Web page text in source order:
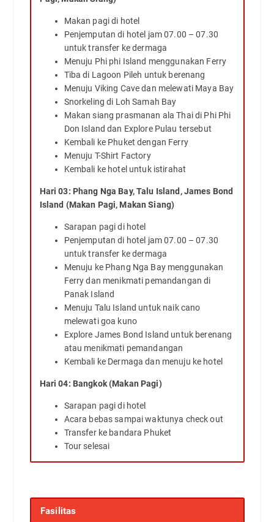
Makan pagi di hotel
Penjemputan di hotel jam 07.00 – 07.30
untuk transfer ke dermaga
Menuju Phi phi Island menggunakan Ferry
Tiba di Lagoon Pileh untuk berenang
Menuju Viking Cave dan melewati Maya Bay
Snorkeling di Loh Samah Bay
Makan siang prasmanan ala Thai di Phi Phi
Don Island dan Explore Pulau tersebut
Kembali ke Phuket dengan Ferry
Menuju T-Shirt Factory
Kembali ke hotel untuk istirahat
Hari 03: Phang Nga Bay, Talu Island, James Bond
Island (Makan Pagi, Makan Siang)
Sarapan pagi di hotel
Penjemputan di hotel jam 07.00 – 07.30
untuk transfer ke dermaga
Menuju ke Phang Nga Bay menggunakan
Ferry dan menikmati pemandangan di
Panak Island
Menuju Talu Island untuk naik cano
melewati goa kuno
Explore James Bond Island untuk berenang
atau menikmati pemandangan
Kembali ke Dermaga dan menuju ke hotel
Hari 04: Bangkok (Makan Pagi)
Sarapan pagi di hotel
Acara bebas sampai waktunya check out
Transfer ke bandara Phuket
Tour selesai
Fasilitas